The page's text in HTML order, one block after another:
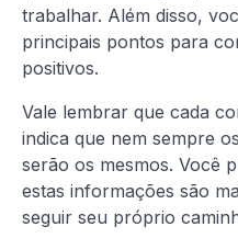
trabalhar. Além disso,
principais pontos para
positivos.
Vale lembrar que cada
indica que nem sempre
serão os mesmos. Você
estas informações são
seguir seu próprio